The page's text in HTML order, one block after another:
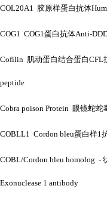
COL20A1 胶原样蛋白抗体
COG1 COG1蛋白抗体Anti-
Cofilin 肌动蛋白结合蛋白CFL
peptide
Cobra poison Protein 眼镜蛇
COBLL1 Cordon bleu蛋白样1
COBL/Cordon bleu homolog -
Exonuclease 1 antibody